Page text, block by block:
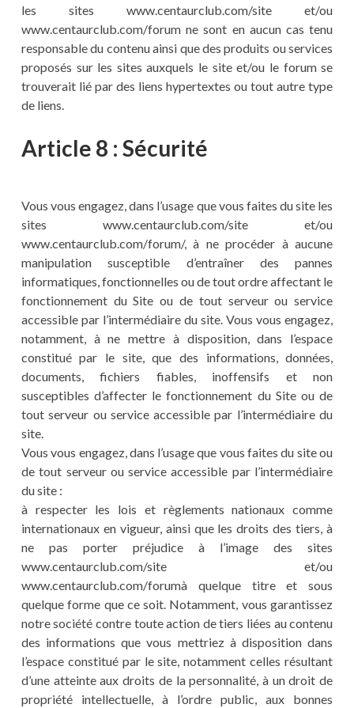
les sites www.centaurclub.com/site et/ou
www.centaurclub.com/forum ne sont en aucun cas tenu
responsable du contenu ainsi que des produits ou services
proposés sur les sites auxquels le site et/ou le forum se
trouverait lié par des liens hypertextes ou tout autre type
de liens.
Article 8 : Sécurité
Vous vous engagez, dans l’usage que vous faites du site les
sites www.centaurclub.com/site et/ou
www.centaurclub.com/forum/, à ne procéder à aucune
manipulation susceptible d’entraîner des pannes
informatiques, fonctionnelles ou de tout ordre affectant le
fonctionnement du Site ou de tout serveur ou service
accessible par l’intermédiaire du site. Vous vous engagez,
notamment, à ne mettre à disposition, dans l’espace
constitué par le site, que des informations, données,
documents, fichiers fiables, inoffensifs et non
susceptibles d’affecter le fonctionnement du Site ou de
tout serveur ou service accessible par l’intermédiaire du
site.
Vous vous engagez, dans l’usage que vous faites du site ou
de tout serveur ou service accessible par l’intermédiaire
du site :
à respecter les lois et règlements nationaux comme
internationaux en vigueur, ainsi que les droits des tiers, à
ne pas porter préjudice à l’image des sites
www.centaurclub.com/site et/ou
www.centaurclub.com/forumà quelque titre et sous
quelque forme que ce soit. Notamment, vous garantissez
notre société contre toute action de tiers liées au contenu
des informations que vous mettriez à disposition dans
l’espace constitué par le site, notamment celles résultant
d’une atteinte aux droits de la personnalité, à un droit de
propriété intellectuelle, à l’ordre public, aux bonnes